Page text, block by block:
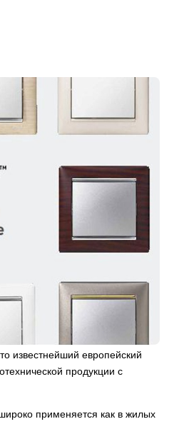
известнейший европейский
продукции с
применяется как в жилых